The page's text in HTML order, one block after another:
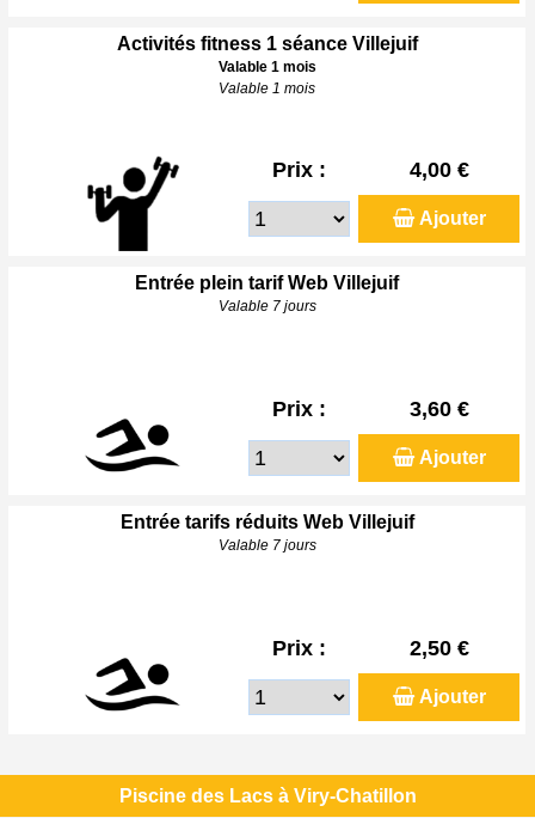
Activités fitness 1 séance Villejuif
Valable 1 mois
Valable 1 mois
Prix : 4,00 €
Ajouter
Entrée plein tarif Web Villejuif
Valable 7 jours
Prix : 3,60 €
Ajouter
Entrée tarifs réduits Web Villejuif
Valable 7 jours
Prix : 2,50 €
Ajouter
Piscine des Lacs à Viry-Chatillon